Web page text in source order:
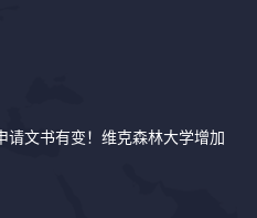
请文书有变！维克森林大学增加